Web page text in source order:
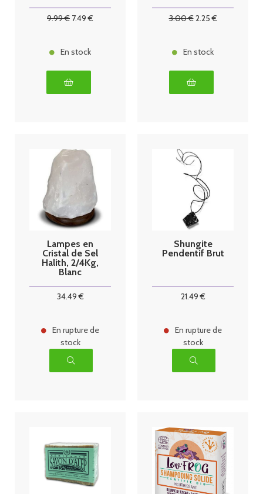
9.99€ 7.49 €
En stock
3.00€2.25€
En stock
Lampes en
Cristal de Sel
Halith, 2/4Kg,
Blanc
34.49€
En rupture de
stock
Shungite
Pendentif Brut
21.49€
En rupture de
stock